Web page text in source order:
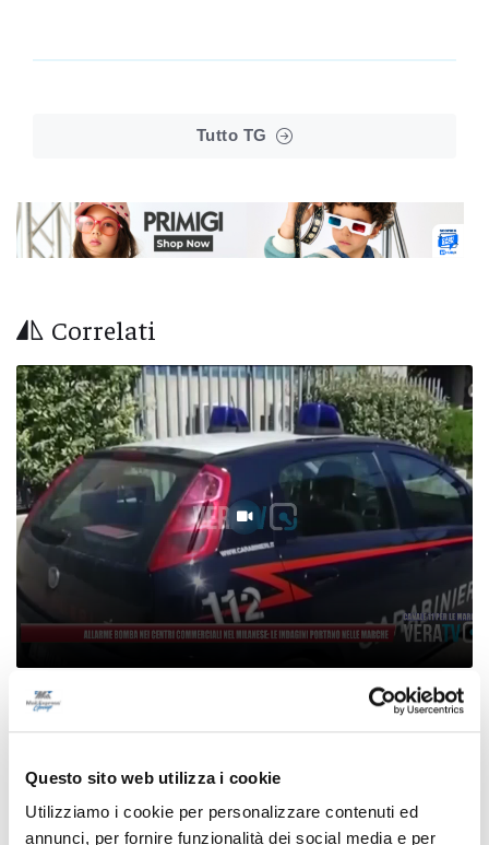
Questo sito web utilizza i cookie
Utilizziamo i cookie per personalizzare contenuti ed
annunci, per fornire funzionalità dei social media e per
Tutto TG
Correlati
Allarme bomba nei centri commerciali del
Milanese, le indagini portano nelle Marche